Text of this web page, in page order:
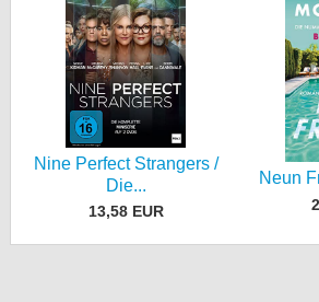
Nine Perfect Strangers /
Die...
13,58 EUR
Neun